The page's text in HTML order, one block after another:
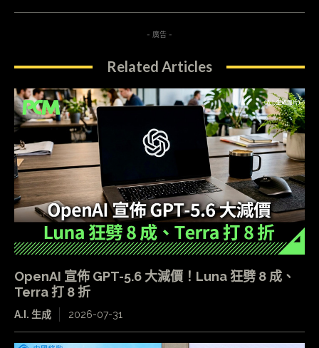
- 廣告 -
Related Articles
OpenAI 宣佈 GPT-5.6 大減價！Luna 狂劈 8 成、
Terra 打 8 折
A.I. 生成 2026-07-31